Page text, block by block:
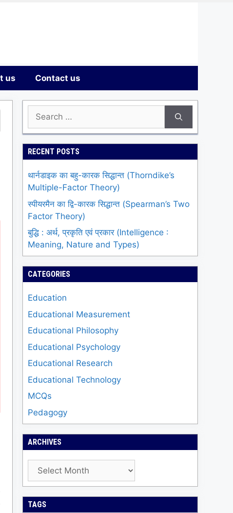
us Contact us
Search
for:
RECENT POSTS
थार्नडाइक का बहु-कारक सिद्धान्त (Thorndike’s
Multiple-Factor Theory)
स्पीयरमैन का द्वि-कारक सिद्धान्त (Spearman’s Two
Factor Theory)
बुद्धि : अर्थ, प्रकृति एवं प्रकार (Intelligence :
Meaning, Nature and Types)
CATEGORIES
Education
Educational Measurement
Educational Philosophy
Educational Psychology
Educational Research
Educational Technology
MCQs
Pedagogy
ARCHIVES
Archives
TAGS